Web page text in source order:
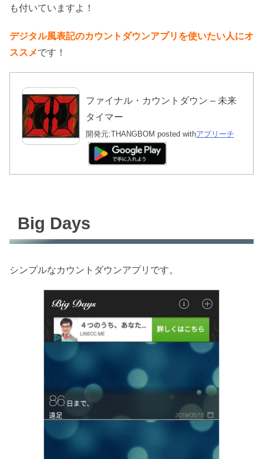
も付いていますよ！
デジタル風表記のカウントダウンアプリを使いたい人にオ
ススメです！
ファイナル・カウントダウン – 未来
タイマー
開発元:THANGBOM posted withアプリーチ
Big Days
シンプルなカウントダウンアプリです。